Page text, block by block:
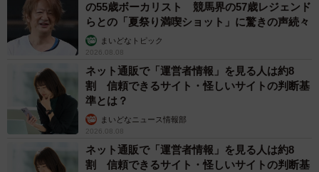
の55歳ボーカリスト 競馬界の57歳レジェンド
らとの「夏祭り満喫ショット」に驚きの声続々
まいどなトピック
2026.08.08
ネット通販で「運営者情報」を見る人は約8
割 信頼できるサイト・怪しいサイトの判断基
準とは？
まいどなニュース情報部
2026.08.08
ネット通販で「運営者情報」を見る人は約8
割 信頼できるサイト・怪しいサイトの判断基